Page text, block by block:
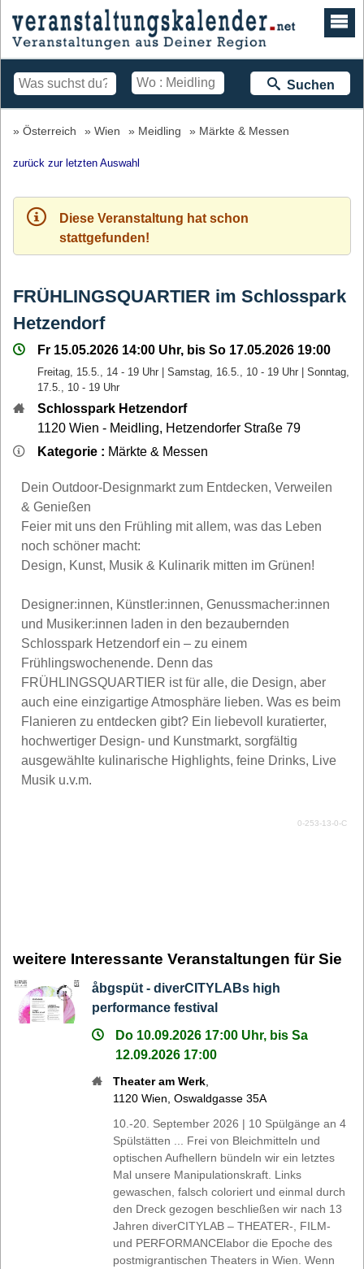
Suchen
Österreich Wien Meidling Märkte & Messen
zurück zur letzten Auswahl
Diese Veranstaltung hat schon
stattgefunden!
FRÜHLINGSQUARTIER im Schlosspark
Hetzendorf
Fr 15.05.2026 14:00 Uhr, bis So 17.05.2026 19:00
Freitag, 15.5., 14 - 19 Uhr | Samstag, 16.5., 10 - 19 Uhr | Sonntag,
17.5., 10 - 19 Uhr
Schlosspark Hetzendorf
1120 Wien - Meidling, Hetzendorfer Straße 79
Kategorie : Märkte & Messen
Dein Outdoor-Designmarkt zum Entdecken, Verweilen
& Genießen
Feier mit uns den Frühling mit allem, was das Leben
noch schöner macht:
Design, Kunst, Musik & Kulinarik mitten im Grünen!
Designer:innen, Künstler:innen, Genussmacher:innen
und Musiker:innen laden in den bezaubernden
Schlosspark Hetzendorf ein – zu einem
Frühlingswochenende. Denn das
FRÜHLINGSQUARTIER ist für alle, die Design, aber
auch eine einzigartige Atmosphäre lieben. Was es beim
Flanieren zu entdecken gibt? Ein liebevoll kuratierter,
hochwertiger Design- und Kunstmarkt, sorgfältig
ausgewählte kulinarische Highlights, feine Drinks, Live
Musik u.v.m.
0-253-13-0-C
weitere Interessante Veranstaltungen für Sie
åbgspüt - diverCITYLABs high
performance festival
Do 10.09.2026 17:00 Uhr, bis Sa
12.09.2026 17:00
Theater am Werk
1120 Wien ,Oswaldgasse 35A
10.-20. September 2026 | 10 Spülgänge an 4
Spülstätten ... Frei von Bleichmitteln und
optischen Aufhellern bündeln wir ein letztes
Mal unsere Manipulationskraft. Links
gewaschen, falsch coloriert und einmal durch
den Dreck gezogen beschließen wir nach 13
Jahren diverCITYLAB – THEATER-, FILM-
und PERFORMANCElabor die Epoche des
postmigrantischen Theaters in Wien. Wenn